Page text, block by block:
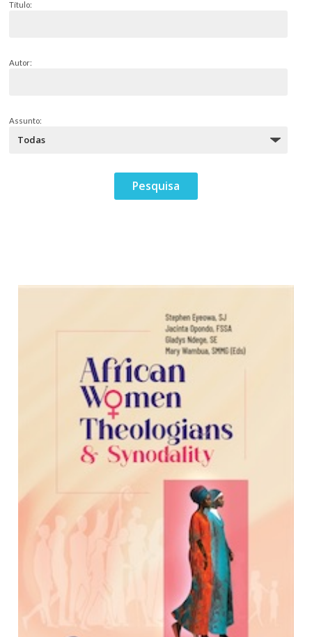
Título:
Autor:
Assunto: